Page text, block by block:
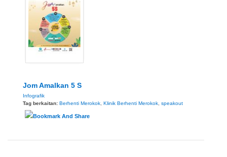
Jom Amalkan 5 S
Infografik
Tag berkaitan: Berhenti Merokok Klinik Berhenti Merokok speakout